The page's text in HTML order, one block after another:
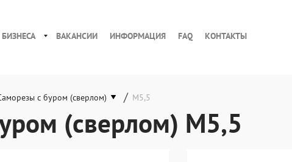
ВАКАНСИИ ИНФОРМАЦИЯ FAQ КОНТАКТЫ
с буром (сверлом) / М5,5
(сверлом) М5,5